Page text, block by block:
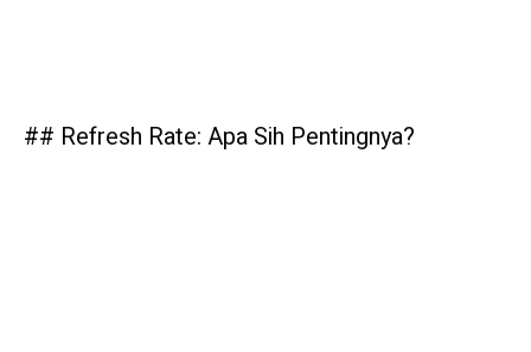
## Refresh Rate: Apa Sih Pentingnya?